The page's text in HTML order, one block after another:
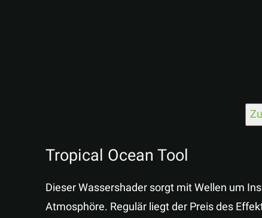
Tropical Ocean Tool
Dieser Wassershader sorgt mit Wellen um
Atmosphöre. Regulär liegt der Preis des